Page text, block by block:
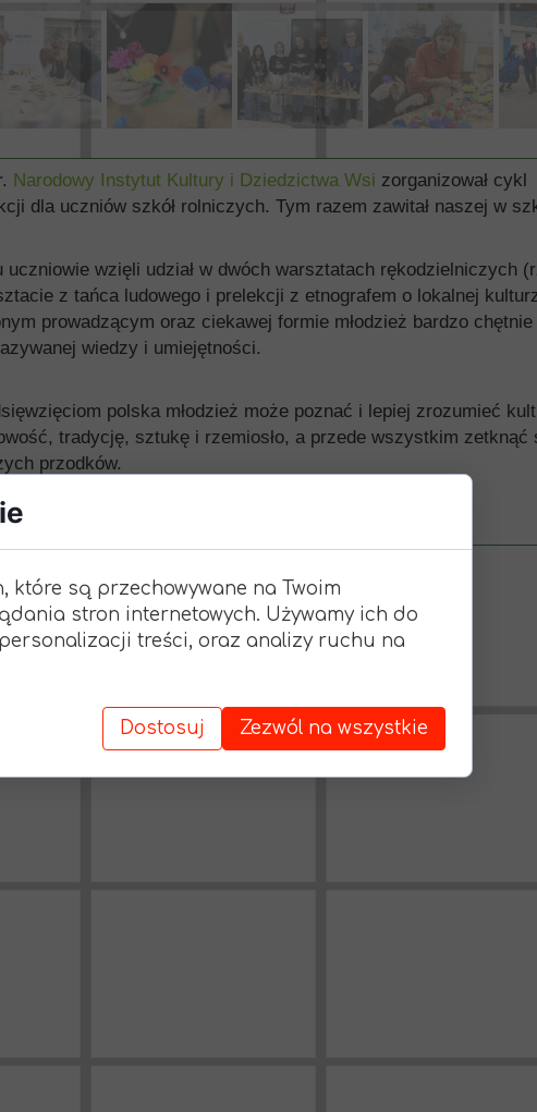
Narodowy Instytut Kultury i Dziedzictwa Wsi zorganizował cykl
dla uczniów szkół rolniczych. Tym razem zawitał naszej w
uczniowie wzięli udział w dwóch warsztatach rękodzielniczych
z tańca ludowego i prelekcji z etnografem o lokalnej
prowadzącym oraz ciekawej formie młodzież bardzo
wiedzy i umiejętności.
polska młodzież może poznać i lepiej zrozumieć
tradycję, sztukę i rzemiosło, a przede wszystkim zetknąć
przodków.
które są przechowywane na Twoim
stron internetowych. Używamy ich do
treści, oraz analizy ruchu na
Dostosuj Zezwól na wszystkie